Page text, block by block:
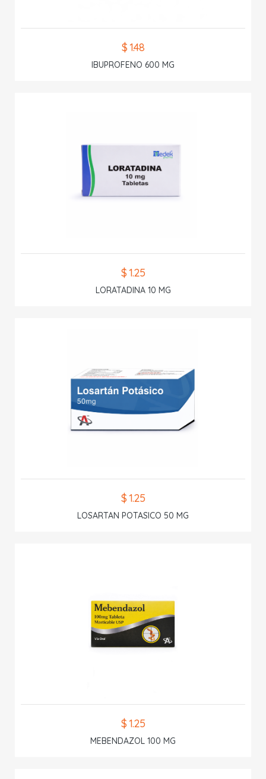
$ 1.48
IBUPROFENO 600 MG
$ 1.25
LORATADINA 10 MG
$ 1.25
LOSARTAN POTASICO 50 MG
$ 1.25
MEBENDAZOL 100 MG